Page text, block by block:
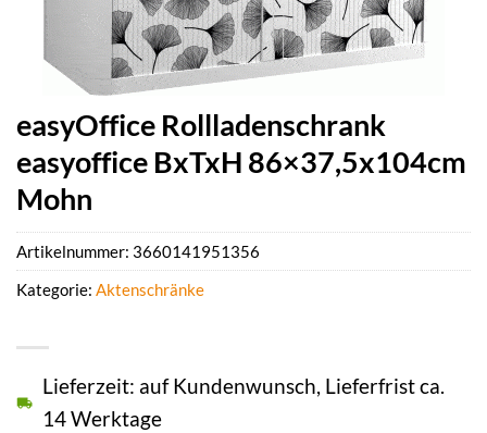
easyOffice Rollladenschrank
easyoffice BxTxH 86×37,5x104cm
Mohn
Lieferzeit: auf Kundenwunsch, Lieferfrist ca.
14 Werktage
Artikelnummer: 3660141951356
Kategorie: Aktenschränke